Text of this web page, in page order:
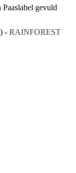
gevuld
- RAINFOREST